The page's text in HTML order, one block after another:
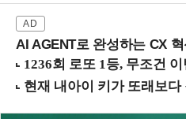
AI AGENT로 완성하는 CX